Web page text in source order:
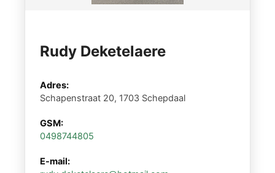
Rudy Deketelaere
Adres:
Schapenstraat 20, 1703 Schepdaal
GSM:
0498744805
E-mail: